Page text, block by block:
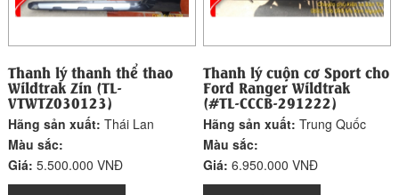
Thanh lý thanh thể thao
Wildtrak Zin (TL-
VTWTZ030123)
Hãng sản xuất:Thái Lan
Màu sắc:
Giá:5.500.000 VNĐ
Thanh lý cuộn cơ Sport cho
Ford Ranger Wildtrak
(#TL-CCCB-291222)
Hãng sản xuất:Trung Quốc
Màu sắc:
Giá:6.950.000 VNĐ